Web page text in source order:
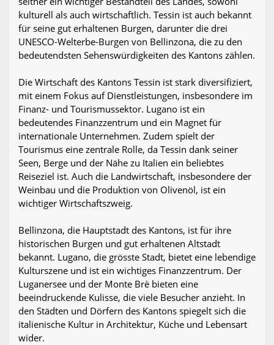
kulturell als auch wirtschaftlich. Tessin ist auch bekannt
für seine gut erhaltenen Burgen, darunter die drei
UNESCO-Welterbe-Burgen von Bellinzona, die zu den
bedeutendsten Sehenswürdigkeiten des Kantons zählen.
Die Wirtschaft des Kantons Tessin ist stark diversifiziert,
mit einem Fokus auf Dienstleistungen, insbesondere im
Finanz- und Tourismussektor. Lugano ist ein
bedeutendes Finanzzentrum und ein Magnet für
internationale Unternehmen. Zudem spielt der
Tourismus eine zentrale Rolle, da Tessin dank seiner
Seen, Berge und der Nähe zu Italien ein beliebtes
Reiseziel ist. Auch die Landwirtschaft, insbesondere der
Weinbau und die Produktion von Olivenöl, ist ein
wichtiger Wirtschaftszweig.
Bellinzona, die Hauptstadt des Kantons, ist für ihre
historischen Burgen und gut erhaltenen Altstadt
bekannt. Lugano, die grösste Stadt, bietet eine lebendige
Kulturszene und ist ein wichtiges Finanzzentrum. Der
Luganersee und der Monte Brè bieten eine
beeindruckende Kulisse, die viele Besucher anzieht. In
den Städten und Dörfern des Kantons spiegelt sich die
italienische Kultur in Architektur, Küche und Lebensart
wider.